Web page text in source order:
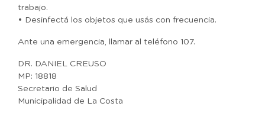
trabajo.
• Desinfectá los objetos que usás con frecuencia.
Ante una emergencia, llamar al teléfono 107.
DR. DANIEL CREUSO
MP: 18818
Secretario de Salud
Municipalidad de La Costa